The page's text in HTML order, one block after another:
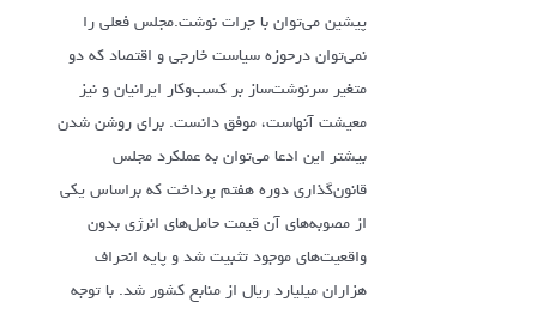
پیشین می‌توان با جرات نوشت.مجلس فعلی را
نمی‌توان درحوزه سیاست خارجی و اقتصاد که دو
متغیر سرنوشت‌ساز بر کسب‌و‌کار ایرانیان و نیز
معیشت آنهاست، موفق دانست. برای روشن شدن
بیشتر این ادعا می‌توان به عملکرد مجلس
قانون‌گذاری دوره هفتم پرداخت که براساس یکی
از مصوبه‌های آن قیمت حامل‌های انرژی بدون
واقعیت‌های موجود تثبیت شد و پایه انحراف
هزاران میلیارد ریال از منابع کشور شد. با توجه